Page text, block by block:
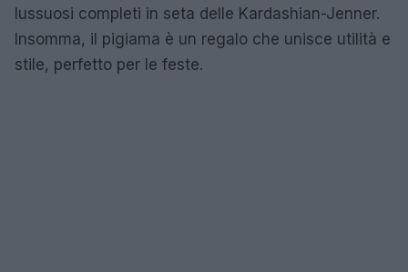
lussuosi completi in seta delle Kardashian-Jenner.
Insomma, il pigiama è un regalo che unisce utilità e
stile, perfetto per le feste.